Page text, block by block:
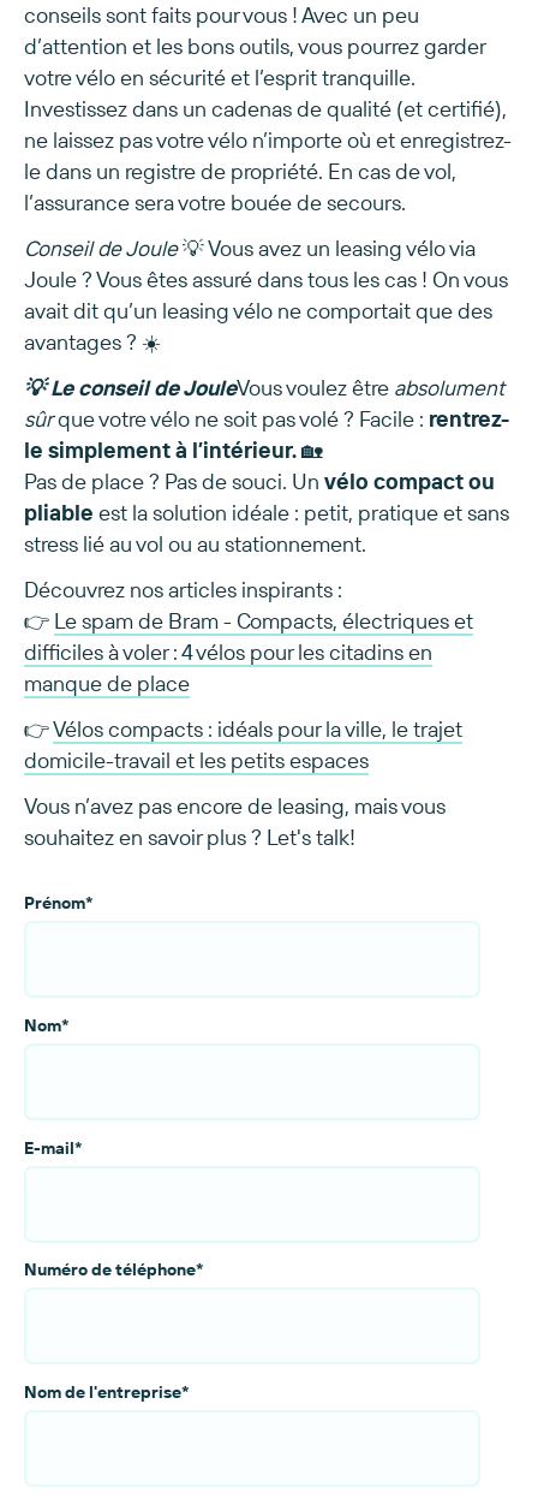
conseils sont faits pour vous ! Avec un peu
d’attention et les bons outils, vous pourrez garder
votre vélo en sécurité et l’esprit tranquille.
Investissez dans un cadenas de qualité (et certifié),
ne laissez pas votre vélo n’importe où et enregistrez-
le dans un registre de propriété. En cas de vol,
l’assurance sera votre bouée de secours.
Conseil de Joule💡 Vous avez un leasing vélo via
Joule ? Vous êtes assuré dans tous les cas ! On vous
avait dit qu’un leasing vélo ne comportait que des
avantages ? ☀️
💡 Le conseil de JouleVous voulez être absolument
sûrque votre vélo ne soit pas volé ? Facile : rentrez-
le simplement à l’intérieur.🏡
Pas de place ? Pas de souci. Un vélo compact ou
pliable est la solution idéale : petit, pratique et sans
stress lié au vol ou au stationnement.
Découvrez nos articles inspirants :
👉 Le spam de Bram - Compacts, électriques et
difficiles à voler : 4 vélos pour les citadins en
manque de place
👉Vélos compacts : idéals pour la ville, le trajet
domicile-travail et les petits espaces
Vous n’avez pas encore de leasing, mais vous
souhaitez en savoir plus ? Let's talk!
Prénom*
Nom*
E-mail*
Numéro de téléphone*
Nom de l'entreprise*